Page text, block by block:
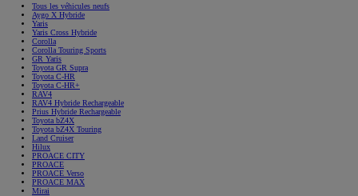
Tous les véhicules neufs
Aygo X Hybride
Yaris
Yaris Cross Hybride
Corolla
Corolla Touring Sports
GR Yaris
Toyota GR Supra
Toyota C-HR
Toyota C-HR+
RAV4
RAV4 Hybride Rechargeable
Prius Hybride Rechargeable
Toyota bZ4X
Toyota bZ4X Touring
Land Cruiser
Hilux
PROACE CITY
PROACE
PROACE Verso
PROACE MAX
Mirai